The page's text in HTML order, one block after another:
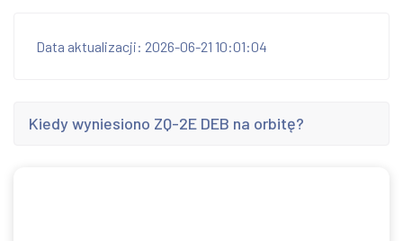
Data aktualizacji: 2026-06-21 10:01:04
Kiedy wyniesiono ZQ-2E DEB na orbitę?